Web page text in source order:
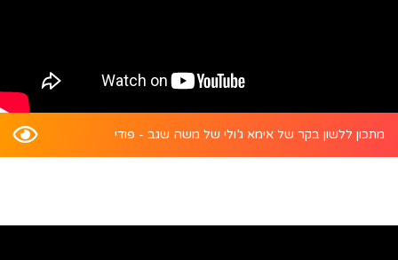
מתכון ללשון בקר של אימא ג’ולי של משה שגב - פודי